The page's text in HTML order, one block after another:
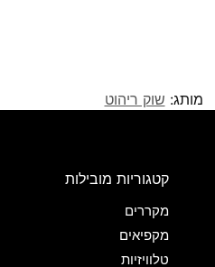
מותג: שוק ריהוט
קטגוריות מובילות
מקררים
מקפיאים
טלוויזיות